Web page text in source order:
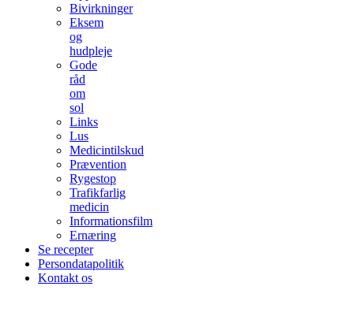
Bivirkninger
Eksem
og
hudpleje
Gode
råd
om
sol
Links
Lus
Medicintilskud
Prævention
Rygestop
Trafikfarlig
medicin
Informationsfilm
Ernæring
Se recepter
Persondatapolitik
Kontakt os